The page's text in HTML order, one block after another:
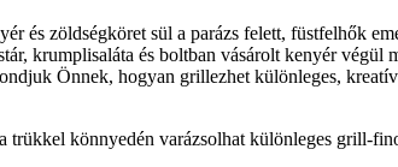
és zöldségköret sül a parázs felett, füstfelhők
krumplisaláta és boltban vásárolt kenyér
Önnek, hogyan grillezhet különleges, kreatív
könnyedén varázsolhat különleges grill-